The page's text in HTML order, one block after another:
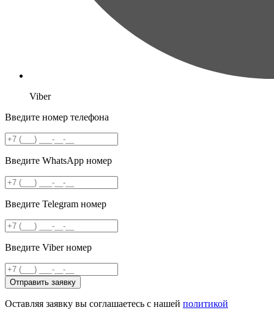
Viber
Введите номер телефона
Введите WhatsApp номер
Введите Telegram номер
Введите Viber номер
Отправить заявку
Оставляя заявку вы соглашаетесь с нашей политикой